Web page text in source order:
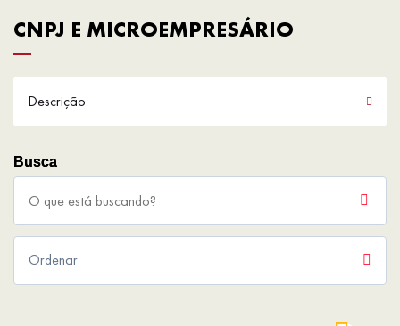
CNPJ E MICROEMPRESÁRIO
Descrição